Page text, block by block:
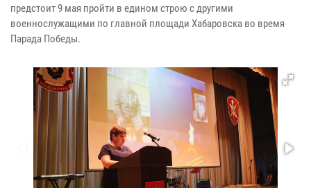
предстоит 9 мая пройти в едином строю с другими
военнослужащими по главной площади Хабаровска во время
Парада Победы.